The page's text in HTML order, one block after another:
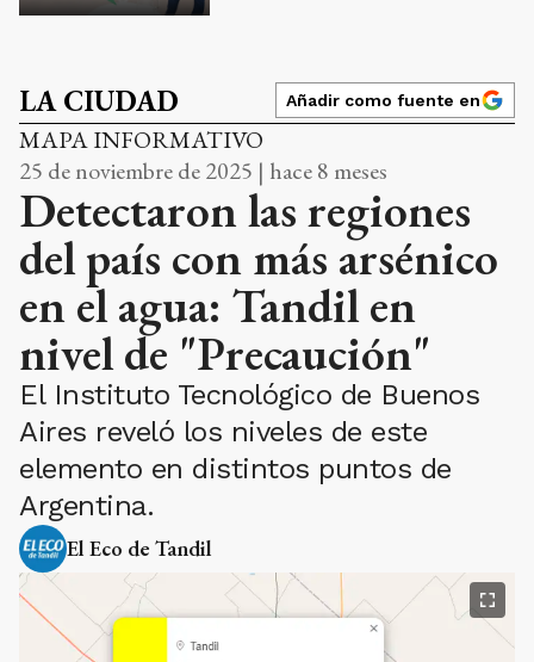
LA CIUDAD Añadir como fuente en
MAPA INFORMATIVO
25 de noviembre de 2025 | hace 8 meses
Detectaron las regiones
del país con más arsénico
en el agua: Tandil en
nivel de "Precaución"
El Instituto Tecnológico de Buenos
Aires reveló los niveles de este
elemento en distintos puntos de
Argentina.
El Eco de Tandil